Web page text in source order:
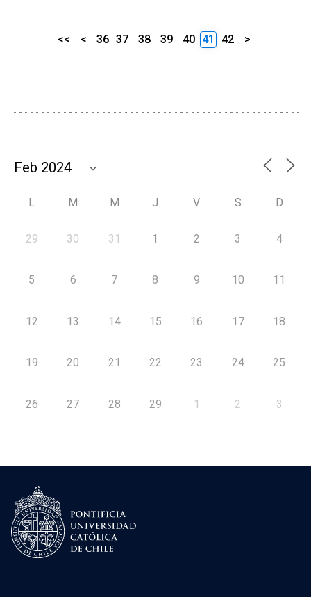
<< < 36 37 38 39 40 41 42 >
L M M J V S D
29 30 31 1 2 3 4
5 6 7 8 9 10 11
12 13 14 15 16 17 18
19 20 21 22 23 24 25
26 27 28 29 1 2 3